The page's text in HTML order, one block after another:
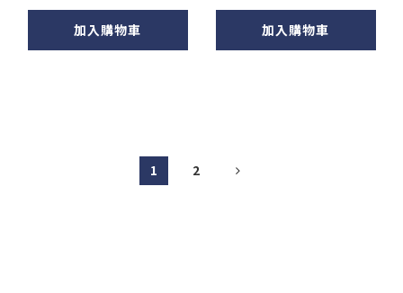
加入購物車 加入購物車
1 2